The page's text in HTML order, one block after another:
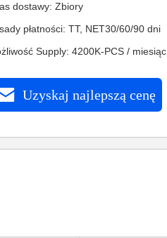
dostawy: Zbiory
płatności: TT, NET30/60/90 dni
Supply: 4200K-PCS / miesiąc
Uzyskaj najlepszą cenę